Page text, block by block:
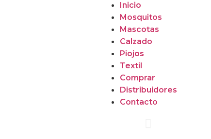
Inicio
Mosquitos
Mascotas
Calzado
Piojos
Textil
Comprar
Distribuidores
Contacto